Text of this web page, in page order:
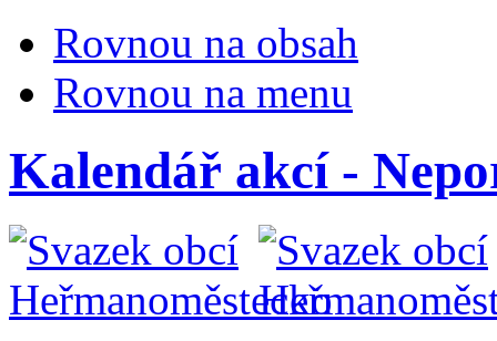
Rovnou na obsah
Rovnou na menu
Kalendář akcí -